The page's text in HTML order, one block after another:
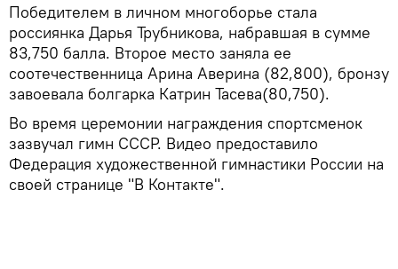
Победителем в личном многоборье стала
россиянка Дарья Трубникова, набравшая в сумме
83,750 балла. Второе место заняла ее
соотечественница Арина Аверина (82,800), бронзу
завоевала болгарка Катрин Тасева(80,750).
Во время церемонии награждения спортсменок
зазвучал гимн СССР. Видео предоставило
Федерация художественной гимнастики России на
своей странице "В Контакте".